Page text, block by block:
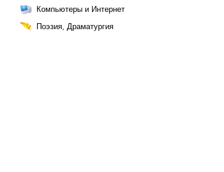
Компьютеры и Интернет
Поэзия, Драматургия